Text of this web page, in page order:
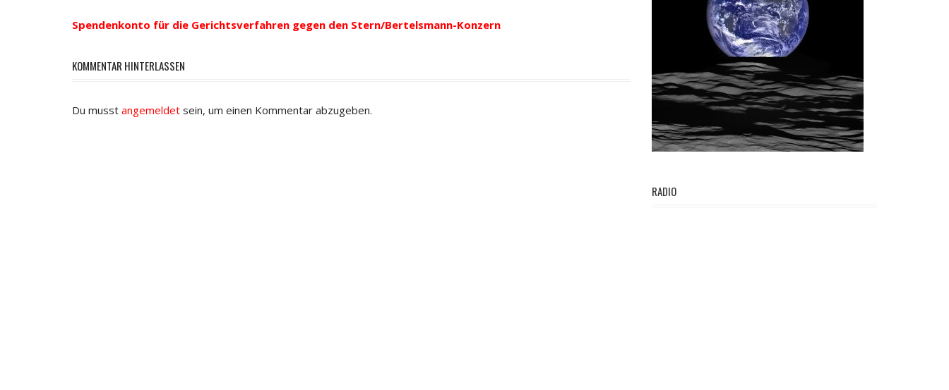
Spendenkonto für die Gerichtsverfahren gegen den Stern/Bertelsmann-Konzern
KOMMENTAR HINTERLASSEN
Du musst angemeldet sein, um einen Kommentar abzugeben.
RADIO